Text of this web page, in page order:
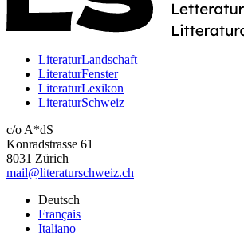
LiteraturLandschaft
LiteraturFenster
LiteraturLexikon
LiteraturSchweiz
c/o A*dS
Konradstrasse 61
8031 Zürich
mail@literaturschweiz.ch
Deutsch
Français
Italiano